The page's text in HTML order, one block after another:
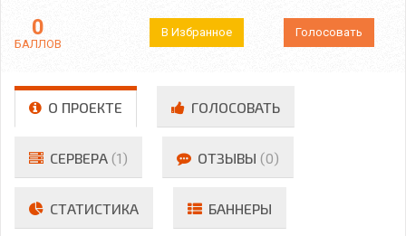
0
БАЛЛОВ
В Избранное Голосовать
О ПРОЕКТЕ ГОЛОСОВАТЬ
СЕРВЕРА (1) ОТЗЫВЫ (0)
СТАТИСТИКА БАННЕРЫ